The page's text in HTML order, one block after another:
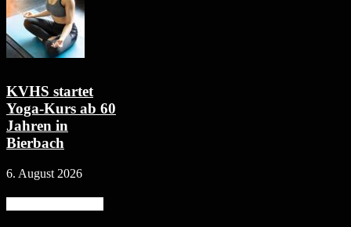
KVHS startet
Yoga-Kurs ab 60
Jahren in
Bierbach
6. August 2026